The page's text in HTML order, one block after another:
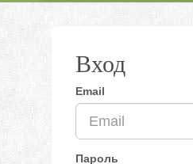
Вход
Email
Пароль